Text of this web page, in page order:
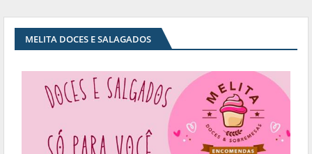
MELITA DOCES E SALAGADOS